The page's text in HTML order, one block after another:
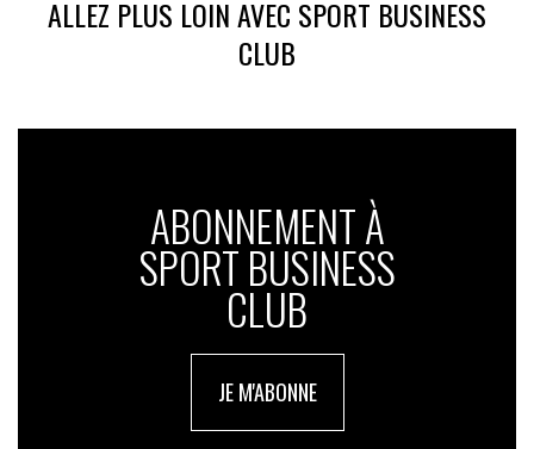
ALLEZ PLUS LOIN AVEC SPORT BUSINESS
CLUB
ABONNEMENT À
SPORT BUSINESS
CLUB
JE M'ABONNE